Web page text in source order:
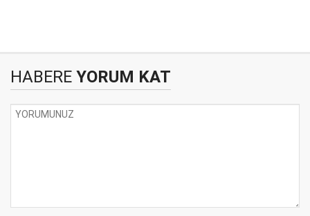
HABERE YORUM KAT